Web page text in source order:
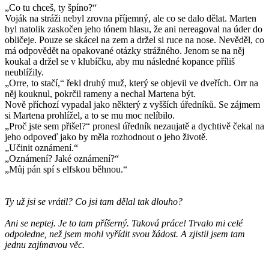
„Co tu chceš, ty špíno?“
Voják na stráži nebyl zrovna příjemný, ale co se dalo dělat. Marten
byl natolik zaskočen jeho tónem hlasu, že ani nereagoval na úder do
obličeje. Pouze se skácel na zem a držel si ruce na nose. Nevěděl, co
má odpovědět na opakované otázky strážného. Jenom se na něj
koukal a držel se v klubíčku, aby mu následné kopance příliš
neublížily.
„Orre, to stačí,“ řekl druhý muž, který se objevil ve dveřích. Orr na
něj kouknul, pokrčil rameny a nechal Martena být.
Nově příchozí vypadal jako některý z vyšších úředníků. Se zájmem
si Martena prohlížel, a to se mu moc nelíbilo.
„Proč jste sem přišel?“ pronesl úředník nezaujatě a dychtivě čekal na
jeho odpoveď jako by měla rozhodnout o jeho životě.
„Učinit oznámení.“
„Oznámení? Jaké oznámení?“
„Můj pán spí s elfskou běhnou.“
Ty už jsi se vrátil? Co jsi tam dělal tak dlouho?
Ani se neptej. Je to tam příšerný. Taková práce! Trvalo mi celé
odpoledne, než jsem mohl vyřídit svou žádost. A zjistil jsem tam
jednu zajímavou věc.